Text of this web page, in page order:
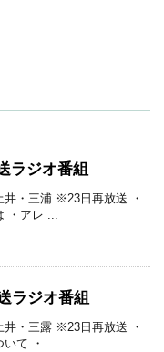
ラジオ番組
・三浦 ※23日再放送 ・
・アレ ...
ラジオ番組
・三露 ※23日再放送 ・
いて ・ ...